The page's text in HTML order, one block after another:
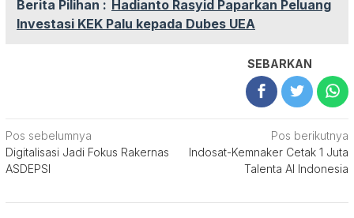
Berita Pilihan : Hadianto Rasyid Paparkan Peluang
Investasi KEK Palu kepada Dubes UEA
SEBARKAN
Navigasi
pos
Pos sebelumnya
Digitalisasi Jadi Fokus Rakernas
ASDEPSI
Pos berikutnya
Indosat-Kemnaker Cetak 1 Juta
Talenta AI Indonesia